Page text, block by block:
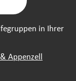
in Ihrer
Appenzell